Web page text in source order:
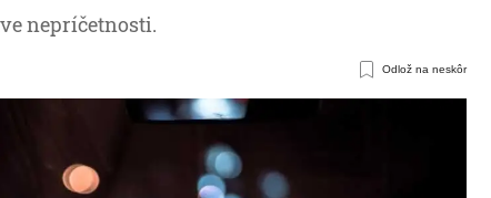
nepríčetnosti.
Odlož na neskôr